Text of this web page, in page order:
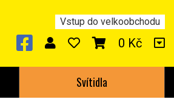
Vstup do velkoobchodu
0 Kč
Svítidla